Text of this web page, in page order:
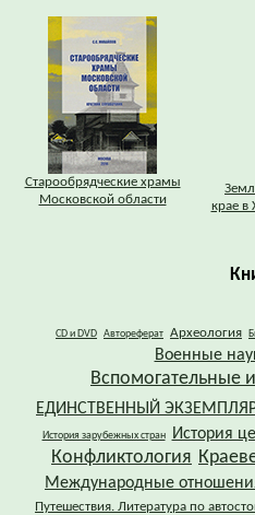
Старообрядческие храмы
Московской области
крае в
CD и DVD Автореферат Археология
Военные
Вспомогательные
ЕДИНСТВЕННЫЙ
История зарубежных стран История
Конфликтология
Международные
Путешествия. Литература по